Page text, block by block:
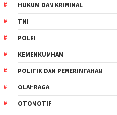
HUKUM DAN KRIMINAL
TNI
POLRI
KEMENKUMHAM
POLITIK DAN PEMERINTAHAN
OLAHRAGA
OTOMOTIF